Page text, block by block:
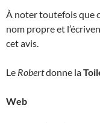
À noter toutefois que
nom propre et
cet avis.
Le Robertdonne la
Web